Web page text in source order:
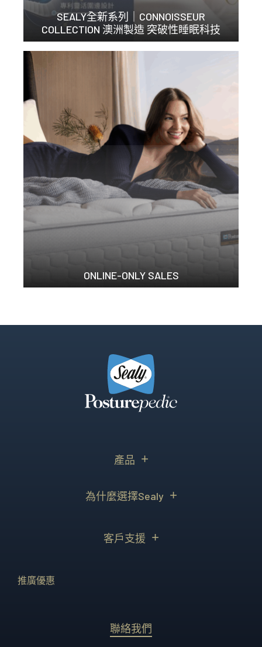
SEALY全新系列｜CONNOISSEUR
COLLECTION 澳洲製造 突破性睡眠科技
ONLINE-ONLY SALES
產品
為什麼選擇Sealy
客戶支援
推廣優惠
聯絡我們